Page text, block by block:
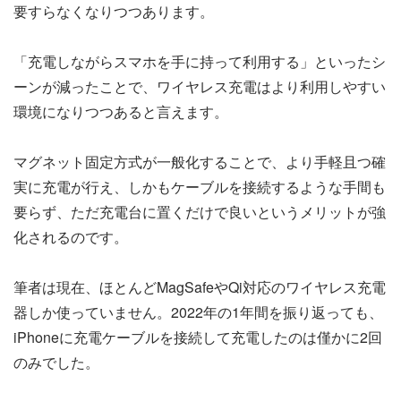
要すらなくなりつつあります。
「充電しながらスマホを手に持って利用する」といったシ
ーンが減ったことで、ワイヤレス充電はより利用しやすい
環境になりつつあると言えます。
マグネット固定方式が一般化することで、より手軽且つ確
実に充電が行え、しかもケーブルを接続するような手間も
要らず、ただ充電台に置くだけで良いというメリットが強
化されるのです。
筆者は現在、ほとんどMagSafeやQi対応のワイヤレス充電
器しか使っていません。2022年の1年間を振り返っても、
iPhoneに充電ケーブルを接続して充電したのは僅かに2回
のみでした。